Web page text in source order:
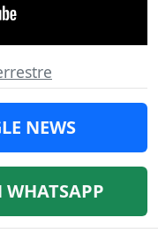
NEWS
WHATSAPP